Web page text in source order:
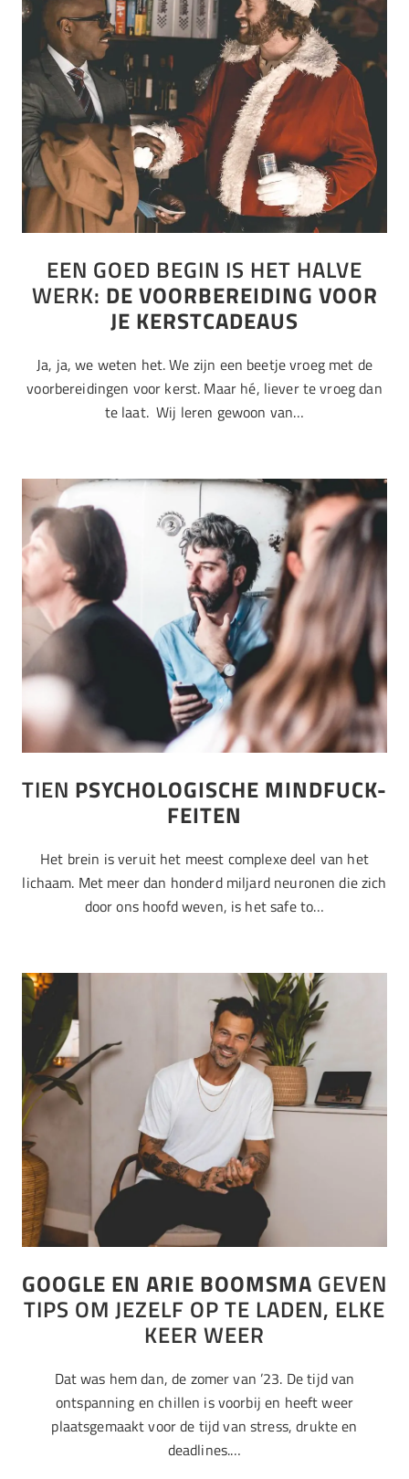
EEN GOED BEGIN IS HET HALVE
WERK: DE VOORBEREIDING VOOR
JE KERSTCADEAUS
Ja, ja, we weten het. We zijn een beetje vroeg met de
voorbereidingen voor kerst. Maar hé, liever te vroeg dan
te laat. Wij leren gewoon van…
TIEN PSYCHOLOGISCHE MINDFUCK-
FEITEN
Het brein is veruit het meest complexe deel van het
lichaam. Met meer dan honderd miljard neuronen die zich
door ons hoofd weven, is het safe to…
GOOGLE EN ARIE BOOMSMA GEVEN
TIPS OM JEZELF OP TE LADEN, ELKE
KEER WEER
Dat was hem dan, de zomer van ’23. De tijd van
ontspanning en chillen is voorbij en heeft weer
plaatsgemaakt voor de tijd van stress, drukte en
deadlines.…